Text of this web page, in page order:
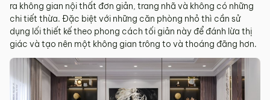
ra không gian nội thất đơn giản, trang nhã và không có những
chi tiết thừa. Đặc biệt với những căn phòng nhỏ thì cần sử
dụng lối thiết kế theo phong cách tối giản này để đánh lừa thị
giác và tạo nên một không gian trông to và thoáng đãng hơn.